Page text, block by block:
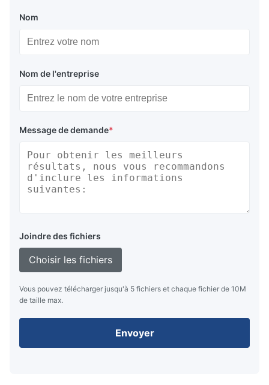
Nom
Nom de l'entreprise
Message de demande*
Joindre des fichiers
Choisir les fichiers
Vous pouvez télécharger jusqu'à 5 fichiers et chaque fichier de 10M
de taille max.
Envoyer